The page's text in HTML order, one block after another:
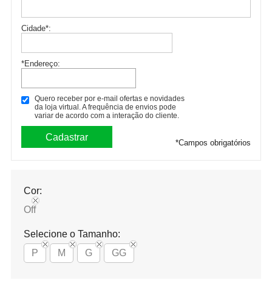
Cidade*:
*Endereço:
Quero receber por e-mail ofertas e novidades
da loja virtual. A frequência de envios pode
variar de acordo com a interação do cliente.
*Campos obrigatórios
Cor:
Off
Selecione o Tamanho:
P
M G GG